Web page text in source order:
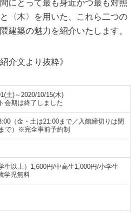
にとって最も身近かつ最も対照
〈木〉を用いた、これら二つの
建築の魅力を紹介いたします。
介文より抜粋》
土)～2020/10/15(木)
会期は終了しました
（金・土は21:00まで／入館締切りは閉
で）※完全事前予約制
生以上）1,600円/中高生1,000円/小学生
学児無料